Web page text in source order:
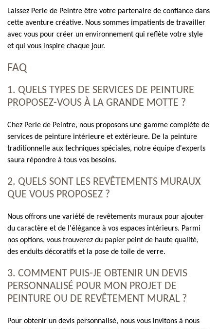
Laissez Perle de Peintre être votre partenaire de confiance dans
cette aventure créative. Nous sommes impatients de travailler
avec vous pour créer un environnement qui reflète votre style
et qui vous inspire chaque jour.
FAQ
1. QUELS TYPES DE SERVICES DE PEINTURE
PROPOSEZ-VOUS À LA GRANDE MOTTE ?
Chez Perle de Peintre, nous proposons une gamme complète de
services de peinture intérieure et extérieure. De la peinture
traditionnelle aux techniques spéciales, notre équipe d'experts
saura répondre à tous vos besoins.
2. QUELS SONT LES REVÊTEMENTS MURAUX
QUE VOUS PROPOSEZ ?
Nous offrons une variété de revêtements muraux pour ajouter
du caractère et de l'élégance à vos espaces intérieurs. Parmi
nos options, vous trouverez du papier peint de haute qualité,
des enduits décoratifs et la pose de toile de verre.
3. COMMENT PUIS-JE OBTENIR UN DEVIS
PERSONNALISÉ POUR MON PROJET DE
PEINTURE OU DE REVÊTEMENT MURAL ?
Pour obtenir un devis personnalisé, nous vous invitons à nous